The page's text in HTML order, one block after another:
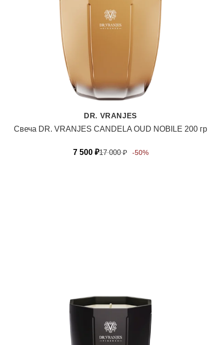
DR. VRANJES
Свеча DR. VRANJES CANDELA OUD NOBILE 200 гр
7 500 ₽17 000₽ -50%